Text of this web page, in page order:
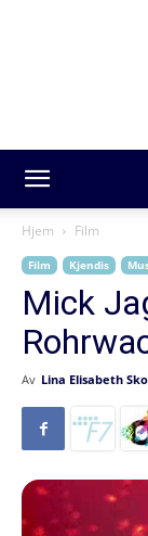
Hjem Film
Film Kjendis
Mick
Av Lina Elisabeth